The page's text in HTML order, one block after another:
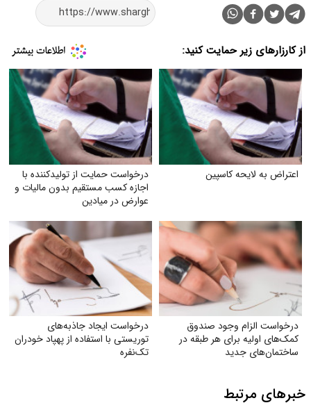
از کارزارهای زیر حمایت کنید:
اعتراض به لایحه کاسپین
درخواست حمایت از تولیدکننده با
اجازه کسب مستقیم بدون مالیات و
عوارض در میادین
درخواست الزام وجود صندوق
کمک‌های اولیه برای هر طبقه در
ساختمان‌های جدید
درخواست ایجاد جاذبه‌های
توریستی با استفاده از پهپاد خودران
تک‌نفره
خبرهای مرتبط